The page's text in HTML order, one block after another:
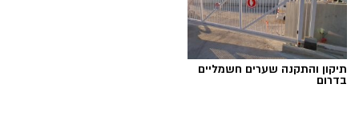
תיקון והתקנה שערים חשמליים
בדרום